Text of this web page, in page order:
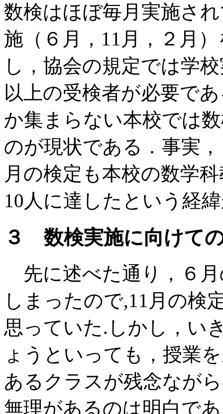
数検はほぼ毎月実施さ
施（６月，11月，２月
し，協会の規定では学
以上の受検者が必要で
か集まらない本校では
のが現状である．事実
月の検定も本校の数学
10人に達したという経
３ 数検実施に向けて
先に述べた通り，６
しまったので,11月の検
思っていた.しかし，い
ょうといっても，授業
あるクラスが残念なが
無理があるのは明白で